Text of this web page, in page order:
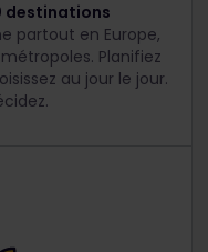
destinations
partout en Europe,
Planifiez
au jour le jour.